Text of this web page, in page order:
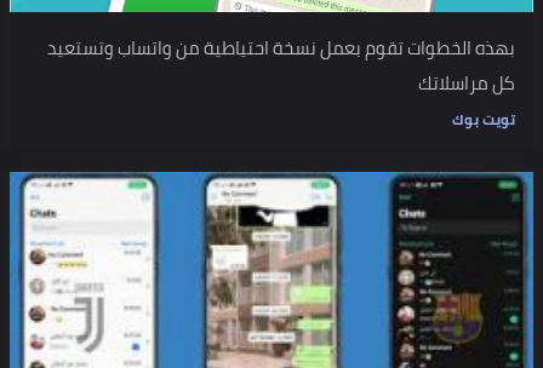
بهذه الخطوات تقوم بعمل نسخة احتياطية من واتساب وتستعيد
كل مراسلاتك
تويت بوك